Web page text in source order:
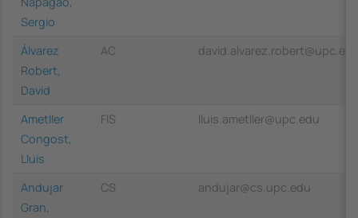
Sergio
Álvarez
Robert,
David
AC
Ametller
Congost,
Lluis
FIS lluis.ametller@upc.edu
Andujar
Gran,
CS andujar@cs.upc.edu